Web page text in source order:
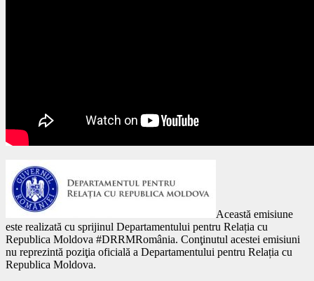
Această emisiune
este realizată cu sprijinul Departamentului pentru Relația cu
Republica Moldova #DRRMRomânia. Conţinutul acestei emisiuni
nu reprezintă poziţia oficială a Departamentului pentru Relația cu
Republica Moldova.